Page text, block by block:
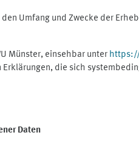
Umfang und Zwecke der
Münster, einsehbar unter
die sich
Daten